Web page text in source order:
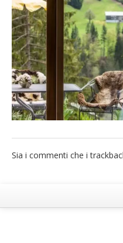
Contatti
Italiano
German
English
Spanish
Italiano
ecohotel
rassegna stampa
Sia i commenti che i